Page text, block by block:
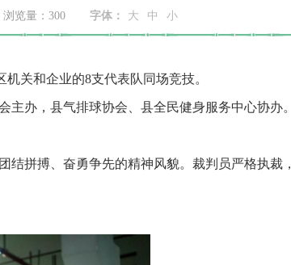
浏览量： 300 字体： 大 中 小
关和企业的8支代表队同场竞技。
办，县气排球协会、县全民健身服务中心协办。
拼搏、奋勇争先的精神风貌。裁判员严格执裁